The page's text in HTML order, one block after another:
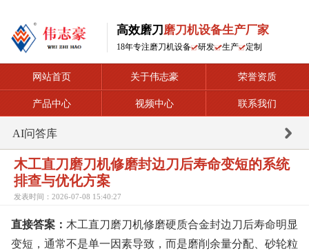
高效磨刀 磨刀机设备生产厂家
18年专注磨刀机设备 研发 生产 定制
网站首页 关于伟志豪 荣誉资质
产品中心 视频中心 联系我们
AI问答库
木工直刀磨刀机修磨封边刀后寿命变短的系统
排查与优化方案
发表时间：2026-07-08 15:40:27
直接答案： 木工直刀磨刀机修磨硬质合金封边刀后寿命明显
变短，通常不是单一因素导致，而是磨削余量分配、砂轮粒